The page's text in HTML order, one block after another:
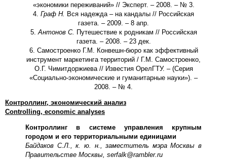
«экономики переживаний» // Эксперт. – 2008. – № 3.
4. Граф Н. Вся надежда – на кандалы // Российская
газета. – 2009. – 8 апр.
5. Антонов С. Путешествие к родникам // Российская
газета. – 2008. – 23 дек.
6. Самостроенко Г.М. Конвешн-бюро как эффективный
инструмент маркетинга территорий / Г.М. Самостроенко,
О.Г. Чимитдоржиева // Известия ОрелГТУ. – (Серия
«Социально-экономические и гуманитарные науки»). –
2008. – № 4.
Контроллинг, экономический анализ
Controlling, economic analyses
Контроллинг в системе управления крупным
городом и его территориальными единицами
Байдаков С.Л., к. ю. н., заместитель мэра Москвы в
Правительстве Москвы, serfalk@rambler.ru